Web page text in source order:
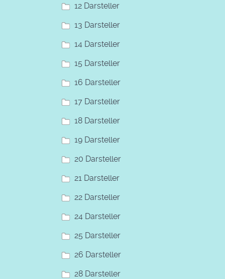
12 Darsteller
13 Darsteller
14 Darsteller
15 Darsteller
16 Darsteller
17 Darsteller
18 Darsteller
19 Darsteller
20 Darsteller
21 Darsteller
22 Darsteller
24 Darsteller
25 Darsteller
26 Darsteller
28 Darsteller